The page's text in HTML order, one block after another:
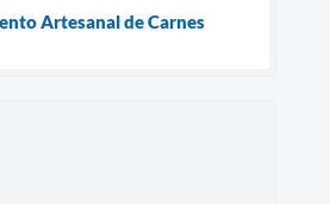
Artesanal de Carnes